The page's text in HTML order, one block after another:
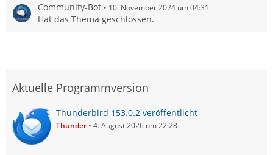
Community-Bot 10. November 2024 um 04:31
Hat das Thema geschlossen.
Aktuelle Programmversion
Thunderbird 153.0.2 veröffentlicht
Thunder 4. August 2026 um 22:28